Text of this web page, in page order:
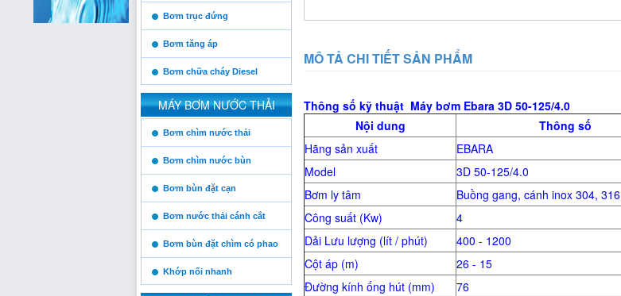
Bơm trục đứng
Bơm tăng áp
Bơm chữa cháy Diesel
MÁY BƠM NƯỚC THẢI
https:/www.high-
endrolex.com/13
Bơm chìm nước thải
Bơm chìm nước bùn
Bơm bùn đặt cạn
Bơm nước thải cánh cắt
Bơm bùn đặt chìm có phao
Khớp nối nhanh
Vinaconex
Thăng Long
Him Lam
Posco
MÔ TẢ CHI TIẾT SẢN PHẨM
Thông số kỹ thuật Máy bơm Ebara 3D 50-125/4.0
Nội dung
Thông số
Hãng sản xuất
EBARA
Model
3D 50-125/4.0
Bơm ly tâm
Buồng gang, cánh inox 304, 316
Công suất (Kw)
4
Dải Lưu lượng (lít / phút)
400 - 1200
Cột áp (m)
26 - 15
Đường kính ống hút (mm)
76